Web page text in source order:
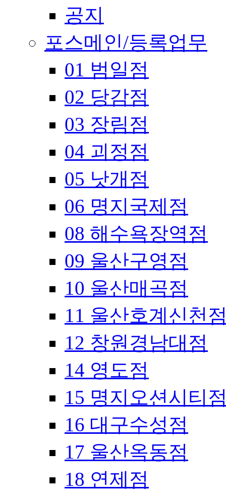
공지
포스메인/등록업무
01 범일점
02 당감점
03 장림점
04 괴정점
05 낫개점
06 명지국제점
08 해수욕장역점
09 울산구영점
10 울산매곡점
11 울산호계신천
12 창원경남대점
14 영도점
15 명지오션시티
16 대구수성점
17 울산옥동점
18 연제점